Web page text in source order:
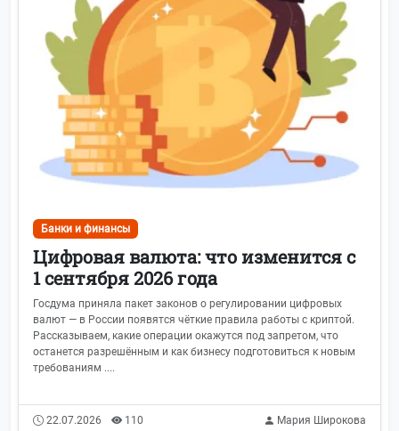
Банки и финансы
Цифровая валюта: что изменится с
1 сентября 2026 года
Госдума приняла пакет законов о регулировании цифровых
валют — в России появятся чёткие правила работы с криптой.
Рассказываем, какие операции окажутся под запретом, что
останется разрешённым и как бизнесу подготовиться к новым
требованиям ....
22.07.2026 110 Мария Широкова